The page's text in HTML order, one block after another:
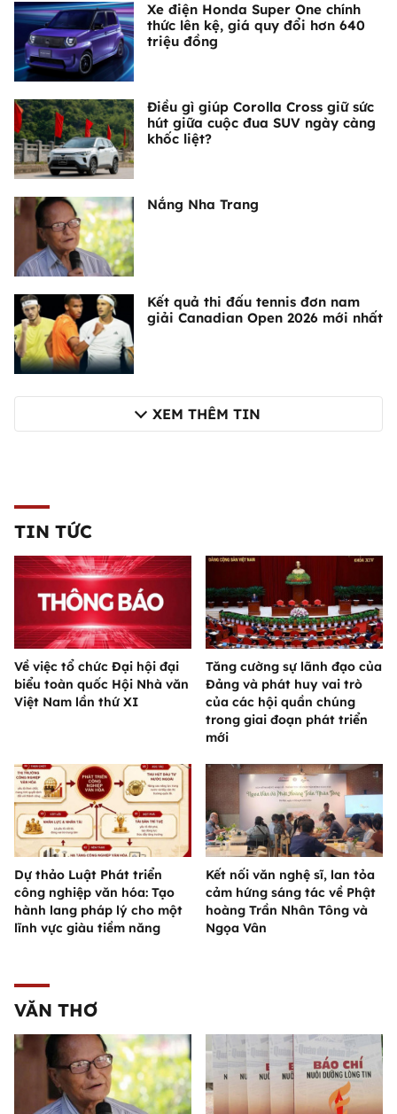
Xe điện Honda Super One chính
thức lên kệ, giá quy đổi hơn 640
triệu đồng
Điều gì giúp Corolla Cross giữ sức
hút giữa cuộc đua SUV ngày càng
khốc liệt?
Nắng Nha Trang
Kết quả thi đấu tennis đơn nam
giải Canadian Open 2026 mới nhất
XEM THÊM TIN
TIN TỨC
Về việc tổ chức Đại hội đại
biểu toàn quốc Hội Nhà văn
Việt Nam lần thứ XI
Tăng cường sự lãnh đạo của
Đảng và phát huy vai trò
của các hội quần chúng
trong giai đoạn phát triển
mới
Dự thảo Luật Phát triển
công nghiệp văn hóa: Tạo
hành lang pháp lý cho một
lĩnh vực giàu tiềm năng
Kết nối văn nghệ sĩ, lan tỏa
cảm hứng sáng tác về Phật
hoàng Trần Nhân Tông và
Ngọa Vân
VĂN THƠ